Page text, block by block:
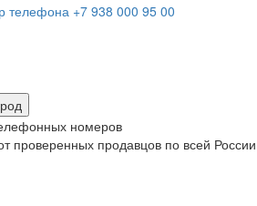
номеров
проверенных продавцов по всей России